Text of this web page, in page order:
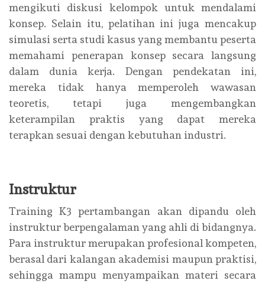
mengikuti diskusi kelompok untuk mendalami
konsep. Selain itu, pelatihan ini juga mencakup
simulasi serta studi kasus yang membantu peserta
memahami penerapan konsep secara langsung
dalam dunia kerja. Dengan pendekatan ini,
mereka tidak hanya memperoleh wawasan
teoretis, tetapi juga mengembangkan
keterampilan praktis yang dapat mereka
terapkan sesuai dengan kebutuhan industri.
Instruktur
Training K3 pertambangan akan dipandu oleh
instruktur berpengalaman yang ahli di bidangnya.
Para instruktur merupakan profesional kompeten,
berasal dari kalangan akademisi maupun praktisi,
sehingga mampu menyampaikan materi secara